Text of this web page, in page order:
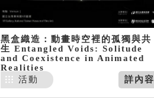
黑盒織造：動畫時空裡的孤獨與共
生 Entangled Voids: Solitude
and Coexistence in Animated
Realities
詳內容
活動